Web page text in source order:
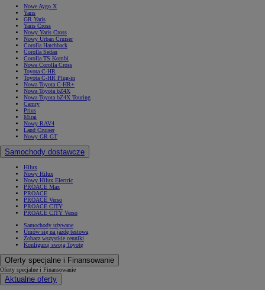
Nowe Aygo X
Yaris
GR Yaris
Yaris Cross
Nowy Yaris Cross
Nowy Urban Cruiser
Corolla Hatchback
Corolla Sedan
Corolla TS Kombi
Nowa Corolla Cross
Toyota C-HR
Toyota C-HR Plug-in
Nowa Toyota C-HR+
Nowa Toyota bZ4X
Nowa Toyota bZ4X Touring
Camry
Prius
Mirai
Nowy RAV4
Land Cruiser
Nowy GR GT
Samochody dostawcze
Hilux
Nowy Hilux
Nowy Hilux Electric
PROACE Max
PROACE
PROACE Verso
PROACE CITY
PROACE CITY Verso
Samochody używane
Umów się na jazdę testową
Zobacz wszystkie cenniki
Konfiguruj swoją Toyotę
Oferty specjalne i Finansowanie
Oferty specjalne i Finansowanie
Aktualne oferty